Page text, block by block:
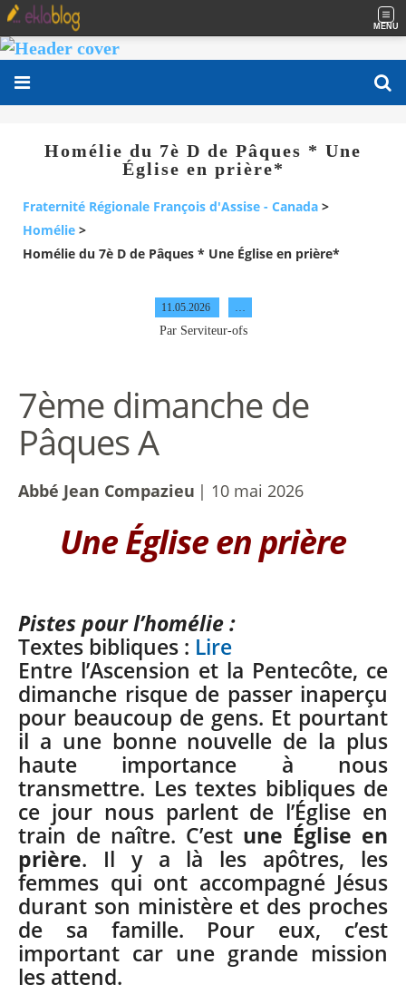
MENU
Homélie du 7è D de Pâques * Une
Église en prière*
Fraternité Régionale François d'Assise - Canada >
Homélie >
Homélie du 7è D de Pâques * Une Église en prière*
11.05.2026
Par Serviteur-ofs
7ème dimanche de
Pâques A
Abbé Jean Compazieu | 10 mai 2026
Une Église en prière
Pistes pour l’homélie :
Textes bibliques : Lire
Entre l’Ascension et la Pentecôte, ce
dimanche risque de passer inaperçu
pour beaucoup de gens. Et pourtant
il a une bonne nouvelle de la plus
haute importance à nous
transmettre. Les textes bibliques de
ce jour nous parlent de l’Église en
train de naître. C’est une Église en
prière. Il y a là les apôtres, les
femmes qui ont accompagné Jésus
durant son ministère et des proches
de sa famille. Pour eux, c’est
important car une grande mission
les attend.